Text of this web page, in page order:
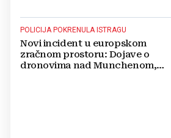
POLICIJA POKRENULA ISTRAGU
Novi incident u europskom
zračnom prostoru: Dojave o
dronovima nad Munchenom,